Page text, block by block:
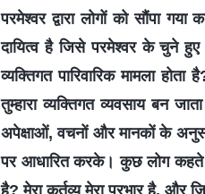
परमेश्वर द्वारा लोगों को सौंपा
दायित्व है जिसे परमेश्वर के चुने हुए
व्यक्तिगत पारिवारिक मामला
तुम्हारा व्यक्तिगत व्यवसाय बन
अपेक्षाओं, वचनों और मानकों के
पर आधारित करके। कुछ लोग कहते
है? मेरा कर्तव्य मेरा प्रभार है, और